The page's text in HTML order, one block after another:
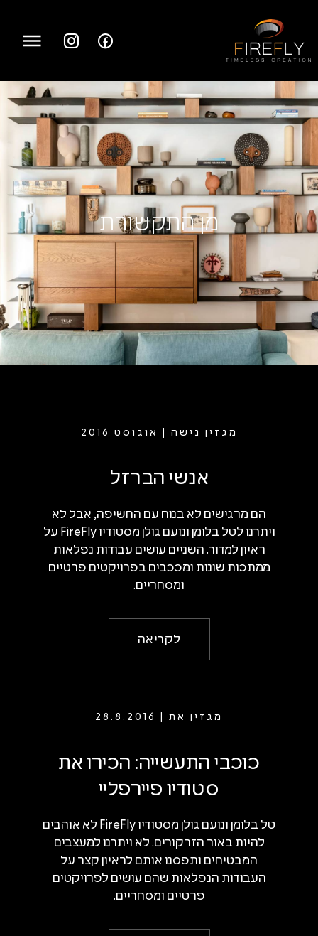
מן התקשורת
מגזין נישה | אוגוסט 2016
אנשי הברזל
הם מרגישים לא בנוח עם החשיפה, אבל לא
ויתרנו לטל בלומן ונועם גולן מסטודיו FireFly על
ראיון למדור. השניים עושים עבודות נפלאות
ממתכות שונות ומככבים בפרויקטים פרטיים
ומסחריים.
לקריאה
מגזין את | 28.8.2016
כוכבי התעשייה: הכירו את
סטודיו פיירפליי
טל בלומן ונועם גולן מסטודיו FireFly לא אוהבים
להיות באור הזרקורים. לא ויתרנו למעצבים
המבטיחים ותפסנו אותם לראיון קצר על
העבודות הנפלאות שהם עושים לפרויקטים
פרטיים ומסחריים.